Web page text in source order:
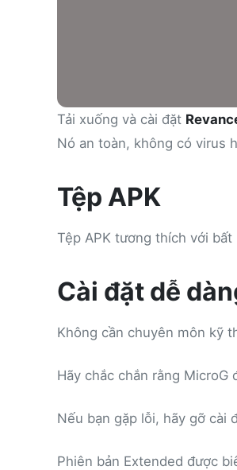
Tải xuống và cài đặt
Nó an toàn, không có virus
Tệp APK
Tệp APK tương thích với
Cài đặt dễ
Không cần chuyên môn kỹ
Hãy chắc chắn rằng MicroG
Nếu bạn gặp lỗi, hãy gỡ cài
Phiên bản Extended được